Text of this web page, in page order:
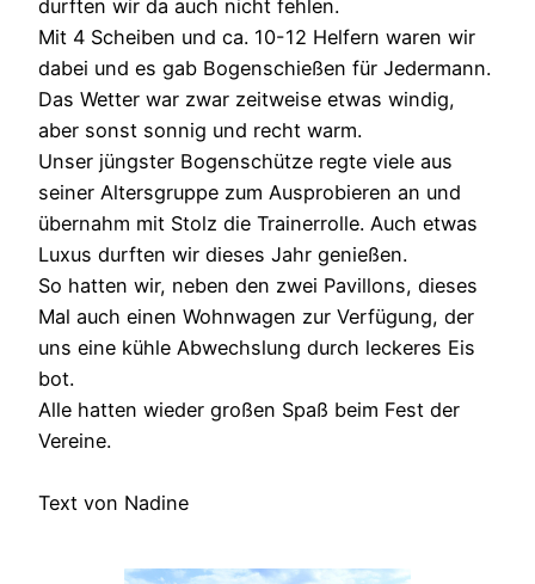
durften wir da auch nicht fehlen.
Mit 4 Scheiben und ca. 10-12 Helfern waren wir
dabei und es gab Bogenschießen für Jedermann.
Das Wetter war zwar zeitweise etwas windig,
aber sonst sonnig und recht warm.
Unser jüngster Bogenschütze regte viele aus
seiner Altersgruppe zum Ausprobieren an und
übernahm mit Stolz die Trainerrolle. Auch etwas
Luxus durften wir dieses Jahr genießen.
So hatten wir, neben den zwei Pavillons, dieses
Mal auch einen Wohnwagen zur Verfügung, der
uns eine kühle Abwechslung durch leckeres Eis
bot.
Alle hatten wieder großen Spaß beim Fest der
Vereine.
Text von Nadine